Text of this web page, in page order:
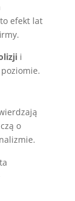
efekt lat
i
o